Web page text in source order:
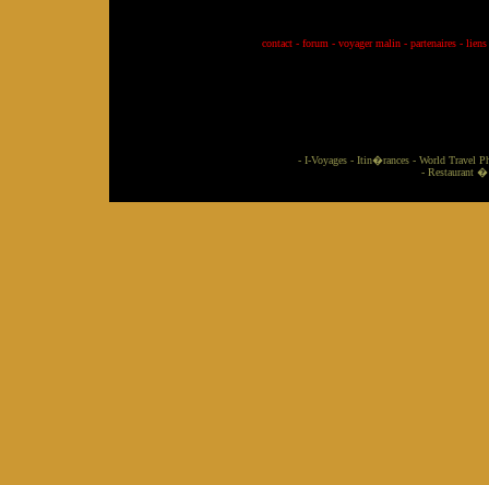
contact- forum - voyager malin- partenaires- liens
- I-Voyages- Itin�rances- World Travel
- Restaurant